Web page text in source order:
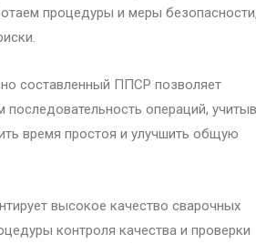
процедуры и меры
составленный ППСР позволяет
операций,
время простоя и улучшить общую
высокое качество сварочных
контроля качества и проверки